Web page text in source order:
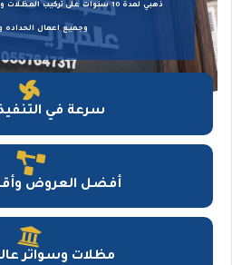
ذهبي لمدة 10 سنوات على تركيب
وجميع اعمال الحداده
سرعة في التنفيذ
أفضل العروض
مظلات وسواتر